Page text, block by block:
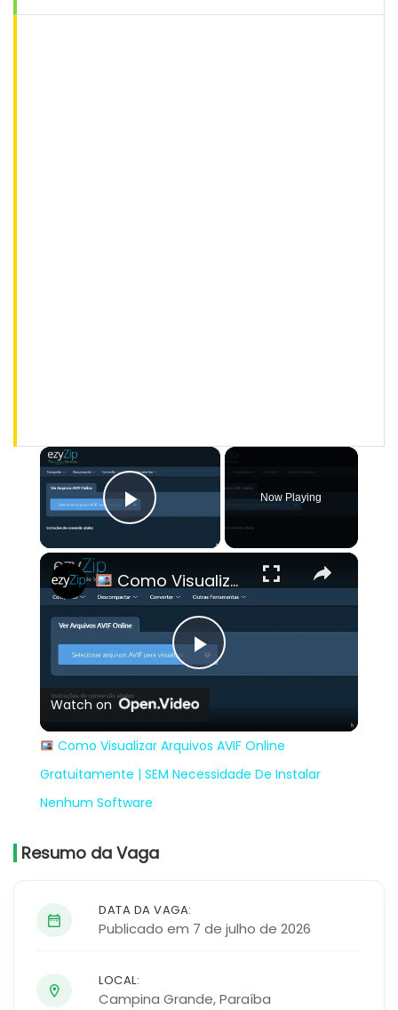
×
Play Video
Now Playing
×
Play
Video
Como Visualizar Arquivos AVIF Online Gratuitamente | SEM Necessidade De Instalar Nenhum Software
Watch on
Como Visualizar Arquivos AVIF Online
Gratuitamente | SEM Necessidade De Instalar
Nenhum Software
Resumo da Vaga
DATA DA VAGA:
Publicado em 7 de julho de 2026
LOCAL:
Campina Grande,Paraíba